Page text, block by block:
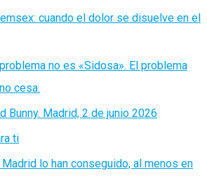
cuando el dolor se disuelve en el
no es «Sidosa». El problema
cesa.
Bunny. Madrid, 2 de junio 2026
ti
Madrid lo han conseguido, al menos en